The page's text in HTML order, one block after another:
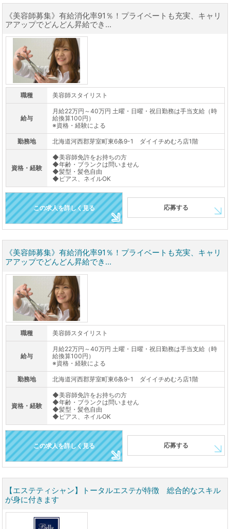
《美容師募集》有給消化率91％！プライベートも充実、キャリ
アアップでどんどん昇給でき...
職種 美容師スタイリスト
給与
月給22万円～40万円 土曜・日曜・祝日勤務は手当支給（時
給換算100円）
※資格・経験による
勤務地 北海道河西郡芽室町東6条9-1 ダイイチめむろ店1階
資格・経験
◆美容師免許をお持ちの方
◆年齢・ブランクは問いません
◆髪型・髪色自由
◆ピアス、ネイルOK
この求人を詳しく見る 応募する
《美容師募集》有給消化率91％！プライベートも充実、キャリ
アアップでどんどん昇給でき...
職種 美容師スタイリスト
給与
月給22万円～40万円 土曜・日曜・祝日勤務は手当支給（時
給換算100円）
※資格・経験による
勤務地 北海道河西郡芽室町東6条9-1 ダイイチめむろ店1階
資格・経験
◆美容師免許をお持ちの方
◆年齢・ブランクは問いません
◆髪型・髪色自由
◆ピアス、ネイルOK
この求人を詳しく見る 応募する
【エステティシャン】トータルエステが特徴 総合的なスキル
が身に付きます